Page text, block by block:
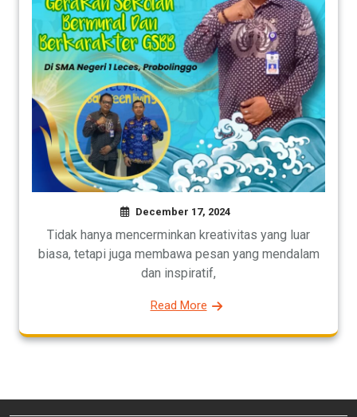
December 17, 2024
Tidak hanya mencerminkan kreativitas yang luar
biasa, tetapi juga membawa pesan yang mendalam
dan inspiratif,
Read More